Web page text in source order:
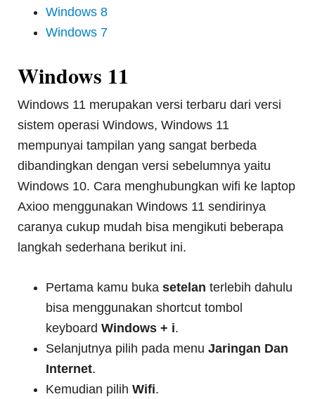
Windows 8
Windows 7
Windows 11
Windows 11 merupakan versi terbaru dari versi
sistem operasi Windows, Windows 11
mempunyai tampilan yang sangat berbeda
dibandingkan dengan versi sebelumnya yaitu
Windows 10. Cara menghubungkan wifi ke laptop
Axioo menggunakan Windows 11 sendirinya
caranya cukup mudah bisa mengikuti beberapa
langkah sederhana berikut ini.
Pertama kamu bukasetelan terlebih dahulu
bisa menggunakan shortcut tombol
keyboardWindows + i.
Selanjutnya pilih pada menuJaringan Dan
Internet.
Kemudian pilihWifi.